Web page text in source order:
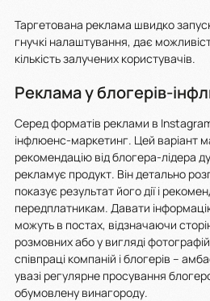
Таргетована реклама швидко
гнучкі налаштування, дає
кількість залучених користувачів.
Реклама у блогерів-
Серед форматів реклами в
інфлюенс-маркетинг. Цей варіант
рекомендацію від блогера-лідера
рекламує продукт. Він детально
показує результат його дії і
передплатникам. Давати
можуть в постах, відзначаючи
розмовних або у вигляді
співпраці компаній і блогерів –
увазі регулярне просування
обумовлену винагороду.